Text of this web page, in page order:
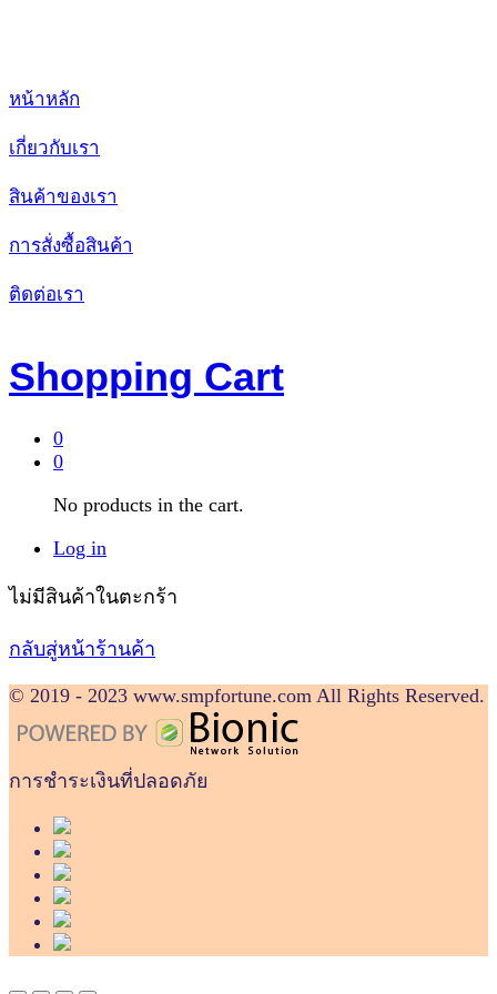
หน้าหลัก
เกี่ยวกับเรา
สินค้าของเรา
การสั่งซื้อสินค้า
ติดต่อเรา
Shopping Cart
0
0
No products in the cart.
Log in
ไม่มีสินค้าในตะกร้า
กลับสู่หน้าร้านค้า
© 2019 - 2023 www.smpfortune.com All Rights Reserved.
การชำระเงินที่ปลอดภัย